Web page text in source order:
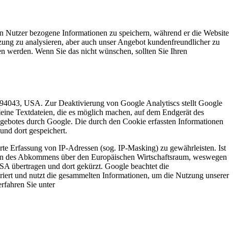
bezogene Informationen zu speichern, während er die Website
zu analysieren, aber auch unser Angebot kundenfreundlicher zu
werden. Wenn Sie das nicht wünschen, sollten Sie Ihren
USA. Zur Deaktivierung von Google Analytiscs stellt Google
Textdateien, die es möglich machen, auf dem Endgerät des
durch Google. Die durch den Cookie erfassten Informationen
dort gespeichert.
Erfassung von IP-Adressen (sog. IP-Masking) zu gewährleisten. Ist
Abkommens über den Europäischen Wirtschaftsraum, weswegen
übertragen und dort gekürzt. Google beachtet die
und nutzt die gesammelten Informationen, um die Nutzung unserer
Sie unter